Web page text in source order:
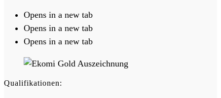
Opens in a new tab
Opens in a new tab
Opens in a new tab
Qualifikationen: